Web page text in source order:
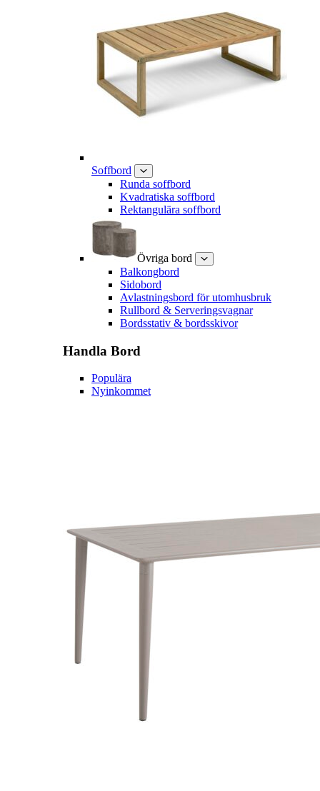
Soffbord
Runda soffbord
Kvadratiska soffbord
Rektangulära soffbord
Övriga bord
Balkongbord
Sidobord
Avlastningsbord för utomhusbruk
Rullbord & Serveringsvagnar
Bordsstativ & bordsskivor
Handla Bord
Populära
Nyinkommet